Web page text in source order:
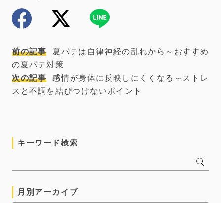
前の記事
夏バテは自律神経の乱れから～おすすめ
の夏バテ対策
次の記事
感情が身体に反映しにくくなる～ストレ
スと不調を結びつけないポイント
キーワード検索
月別アーカイブ